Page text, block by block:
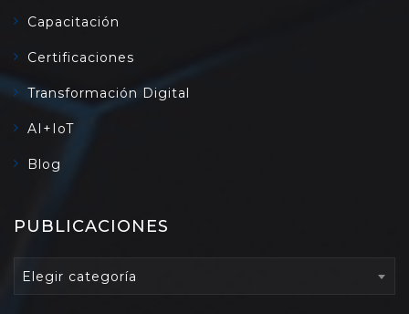
Capacitación
Certificaciones
Transformación Digital
AI+IoT
Blog
PUBLICACIONES
Elegir categoría